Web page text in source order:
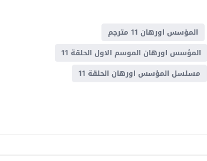
المؤسس اورهان 11 مترجم
المؤسس اورهان الموسم الاول الحلقة 11
مسلسل المؤسس اورهان الحلقة 11